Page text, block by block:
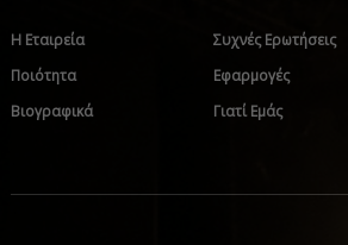
Η Εταιρεία
Ποιότητα
Βιογραφικά
Συχνές Ερωτήσεις
Εφαρμογές
Γιατί Εμάς